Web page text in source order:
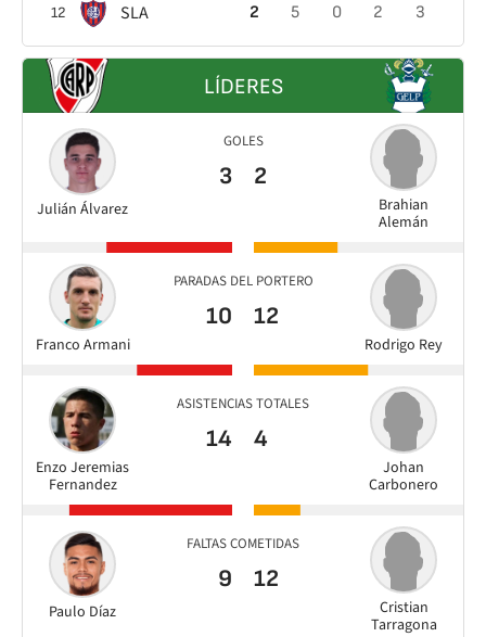
12 SLA 2 5 0 2 3
LÍDERES
GOLES
Julián Álvarez
3
Brahian
Alemán
2
PARADAS DEL PORTERO
Franco Armani
10
Rodrigo Rey
12
ASISTENCIAS TOTALES
Enzo Jeremias
Fernandez
14
Johan
Carbonero
4
FALTAS COMETIDAS
Paulo Díaz
9
Cristian
Tarragona
12